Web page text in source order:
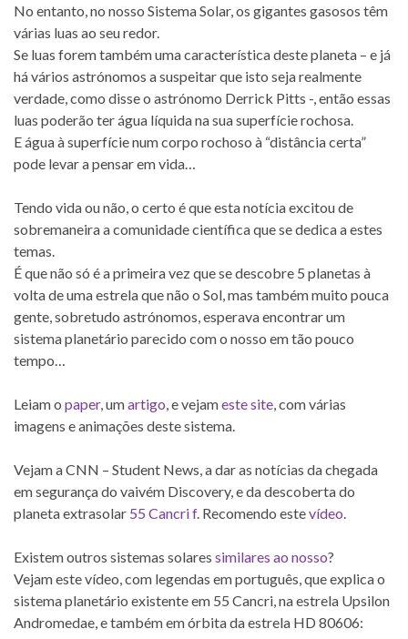
No entanto, no nosso Sistema Solar, os gigantes gasosos têm
várias luas ao seu redor.
Se luas forem também uma característica deste planeta – e já
há vários astrónomos a suspeitar que isto seja realmente
verdade, como disse o astrónomo Derrick Pitts -, então essas
luas poderão ter água líquida na sua superfície rochosa.
E água à superfície num corpo rochoso à “distância certa”
pode levar a pensar em vida…
Tendo vida ou não, o certo é que esta notícia excitou de
sobremaneira a comunidade científica que se dedica a estes
temas.
É que não só é a primeira vez que se descobre 5 planetas à
volta de uma estrela que não o Sol, mas também muito pouca
gente, sobretudo astrónomos, esperava encontrar um
sistema planetário parecido com o nosso em tão pouco
tempo…
Leiam o paper, umartigo, e vejameste site, com várias
imagens e animações deste sistema.
Vejam a CNN – Student News, a dar as notícias da chegada
em segurança do vaivém Discovery, e da descoberta do
planeta extrasolar 55 Cancri f. Recomendo estevídeo.
Existem outros sistemas solares similares ao nosso?
Vejam este vídeo, com legendas em português, que explica o
sistema planetário existente em 55 Cancri, na estrela Upsilon
Andromedae, e também em órbita da estrela HD 80606: